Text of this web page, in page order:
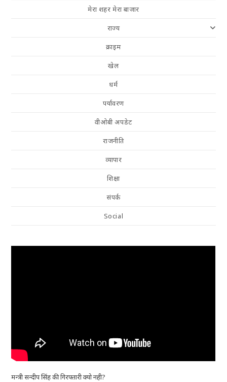
मेरा शहर मेरा बाजार
राज्य
क्राइम
खेल
धर्म
पर्यावरण
वीओबी अपडेट
राजनीति
व्यापार
शिक्षा
संपर्क
Social
मन्त्री सन्दीप सिंह की गिरफ्तारी क्यो नही?